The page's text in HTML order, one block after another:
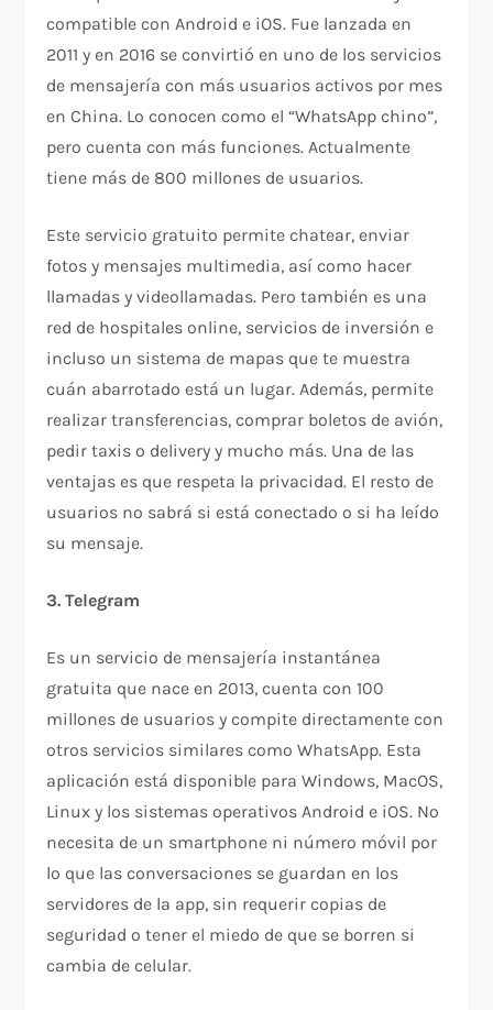
compatible con Android e iOS. Fue lanzada en
2011 y en 2016 se convirtió en uno de los servicios
de mensajería con más usuarios activos por mes
en China. Lo conocen como el “WhatsApp chino”,
pero cuenta con más funciones. Actualmente
tiene más de 800 millones de usuarios.
Este servicio gratuito permite chatear, enviar
fotos y mensajes multimedia, así como hacer
llamadas y videollamadas. Pero también es una
red de hospitales online, servicios de inversión e
incluso un sistema de mapas que te muestra
cuán abarrotado está un lugar. Además, permite
realizar transferencias, comprar boletos de avión,
pedir taxis o delivery y mucho más. Una de las
ventajas es que respeta la privacidad. El resto de
usuarios no sabrá si está conectado o si ha leído
su mensaje.
3. Telegram
Es un servicio de mensajería instantánea
gratuita que nace en 2013, cuenta con 100
millones de usuarios y compite directamente con
otros servicios similares como WhatsApp. Esta
aplicación está disponible para Windows, MacOS,
Linux y los sistemas operativos Android e iOS. No
necesita de un smartphone ni número móvil por
lo que las conversaciones se guardan en los
servidores de la app, sin requerir copias de
seguridad o tener el miedo de que se borren si
cambia de celular.